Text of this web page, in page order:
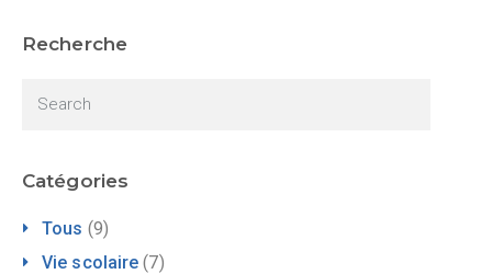
Recherche
Catégories
Tous (9)
Vie scolaire (7)